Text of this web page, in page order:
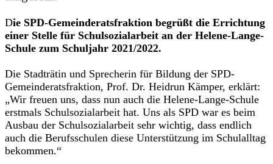
Die SPD-Gemeinderatsfraktion begrüßt die Errichtung
einer Stelle für Schulsozialarbeit an der Helene-Lange-
Schule zum Schuljahr 2021/2022.
Die Stadträtin und Sprecherin für Bildung der SPD-
Gemeinderatsfraktion, Prof. Dr. Heidrun Kämper, erklärt:
„Wir freuen uns, dass nun auch die Helene-Lange-Schule
erstmals Schulsozialarbeit hat. Uns als SPD war es beim
Ausbau der Schulsozialarbeit sehr wichtig, dass endlich
auch die Berufsschulen diese Unterstützung im Schulalltag
bekommen.“